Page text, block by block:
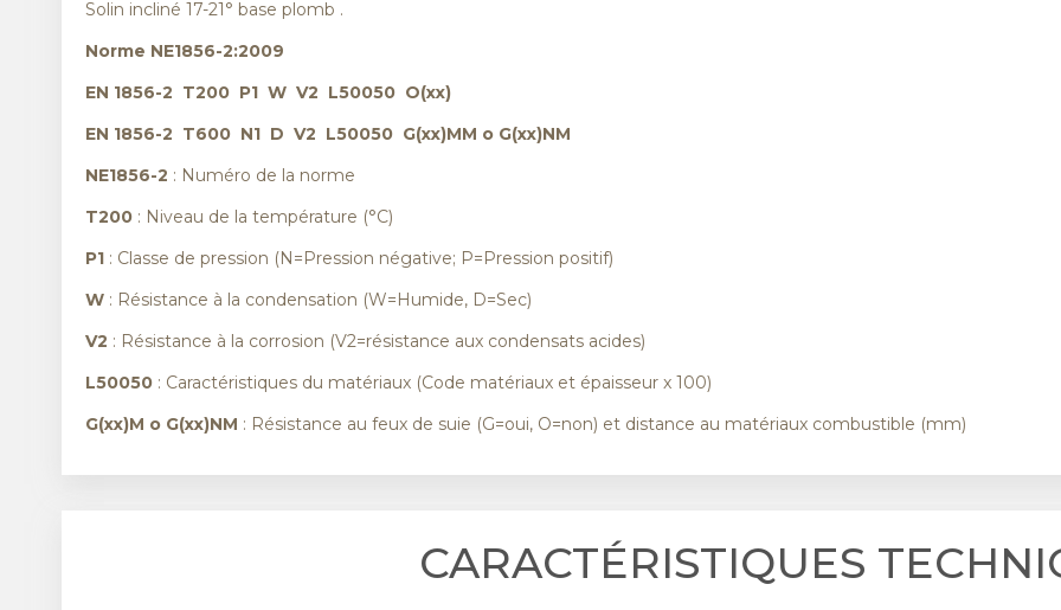
Solin incliné 17-21° base plomb .
Norme NE1856-2:2009
EN 1856-2 T200 P1 W V2 L50050 O(xx)
EN 1856-2 T600 N1 D V2 L50050 G(xx)MM o G(xx)NM
NE1856-2 : Numéro de la norme
T200 : Niveau de la température (°C)
P1 : Classe de pression (N=Pression négative; P=Pression positif)
W : Résistance à la condensation (W=Humide, D=Sec)
V2 : Résistance à la corrosion (V2=résistance aux condensats acides)
L50050 : Caractéristiques du matériaux (Code matériaux et épaisseur x 100)
G(xx)M o G(xx)NM : Résistance au feux de suie (G=oui, O=non) et distance au matériaux combustible (mm)
CARACTÉRISTIQUES